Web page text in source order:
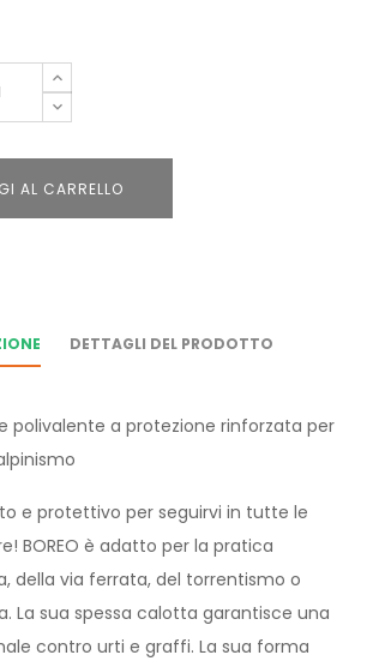
AL CARRELLO
DETTAGLI DEL PRODOTTO
polivalente a protezione rinforzata per
e protettivo per seguirvi in tutte le
BOREO è adatto per la pratica
della via ferrata, del torrentismo o
La sua spessa calotta garantisce una
contro urti e graffi. La sua forma